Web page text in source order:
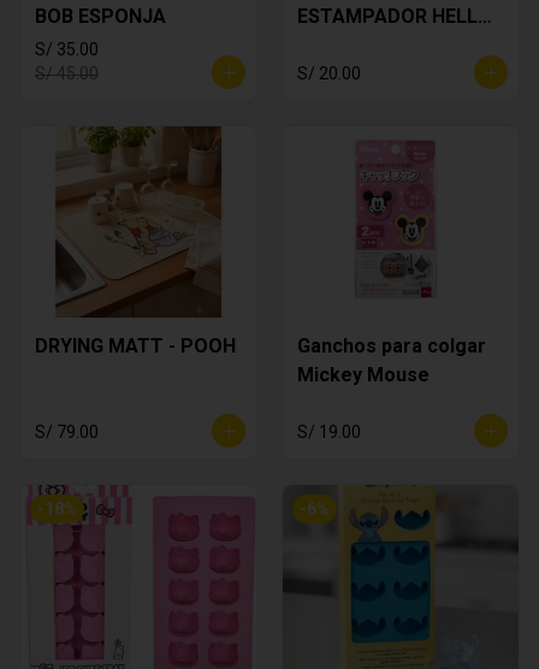
BOB ESPONJA
S/ 35.00
S/ 45.00
ESTAMPADOR HELLO
S/ 20.00
DRYING MATT - POOH
S/ 79.00
Ganchos para colgar
Mickey Mouse
S/ 19.00
-18% -6%